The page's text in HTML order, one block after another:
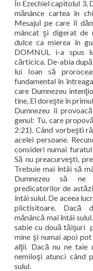
În Ezechiel capitolul 3,
mănânce cartea în
Mesajul pe care îl
mâncat şi digerat de
dulce ca mierea în
DOMNUL i-a spus
cărticica. De-abia
lui Ioan să
fundamental în
care Dumnezeu
tine, El doreşte în
Dumnezeu îi
genul: Tu, care
2:21). Când vorbeşti
acelei persoane.
consideri numai
Să nu preacurveşti,
Trebuie mai întâi să
Dumnezeu să ne
predicatorilor de
întâi sulul. De aceea
plictisitoare. Dacă
mănâncă mai întâi
sabie cu două tăişuri
mine şi numai apoi
alţii. Dacă nu ne
nemiloşi atunci când
sulul.